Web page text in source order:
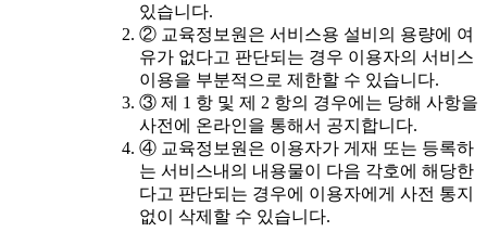
있습니다.
② 교육정보원은 서비스용 설비의 용량에 여
유가 없다고 판단되는 경우 이용자의 서비스
이용을 부분적으로 제한할 수 있습니다.
③ 제 1 항 및 제 2 항의 경우에는 당해 사항을
사전에 온라인을 통해서 공지합니다.
④ 교육정보원은 이용자가 게재 또는 등록하
는 서비스내의 내용물이 다음 각호에 해당한
다고 판단되는 경우에 이용자에게 사전 통지
없이 삭제할 수 있습니다.